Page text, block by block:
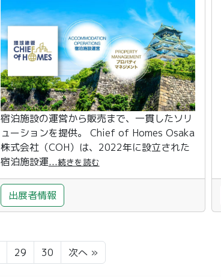
宿泊施設の運営から販売まで、一貫したソリ
ューションを提供。 Chief of Homes Osaka
株式会社（COH）は、2022年に設立された
宿泊施設運...続きを読む
出展者情報
29 30 次へ »